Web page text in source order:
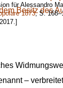
für Alessandro
1873, S.
–